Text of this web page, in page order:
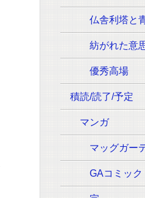
仏舎利塔と
紡がれた意
優秀高場
積読/読了/予定
マンガ
GAコミック